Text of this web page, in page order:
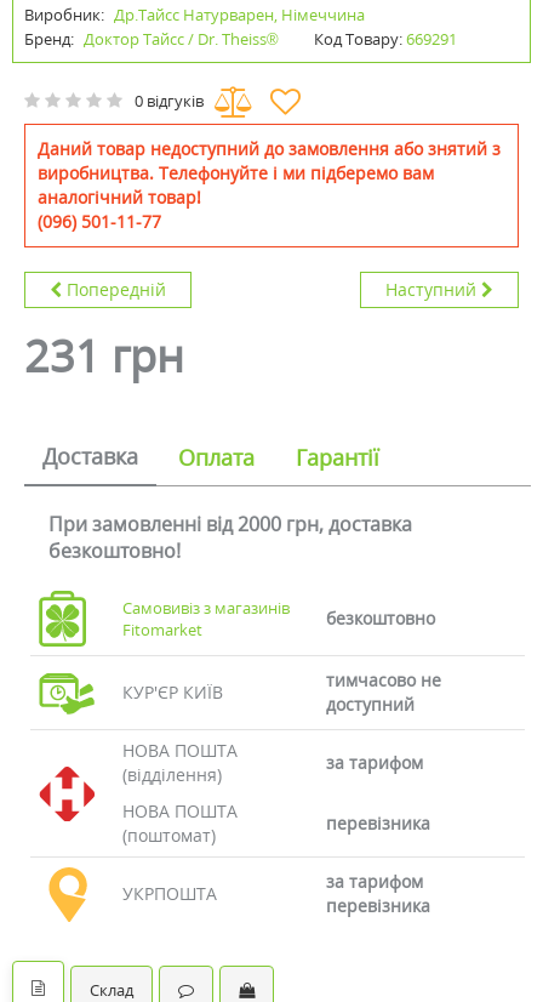
Виробник: Др.Тайсс Натурварен, Німеччина
Бренд: Доктор Тайсс / Dr. Theiss® Код Товару:669291
0 відгуків
Даний товар недоступний до замовлення або знятий з
виробництва. Телефонуйте і ми підберемо вам
аналогічний товар!
(096) 501-11-77
Попередній Наступний
231 грн
Доставка Оплата Гарантії
При замовленні від 2000 грн, доставка
безкоштовно!
Самовивіз з магазинів
Fitomarket
безкоштовно
КУР'ЄР КИЇВ
тимчасово не
доступний
НОВА ПОШТА
(відділення)
за тарифом
НОВА ПОШТА
(поштомат)
перевізника
УКРПОШТА
за тарифом
перевізника
Склад